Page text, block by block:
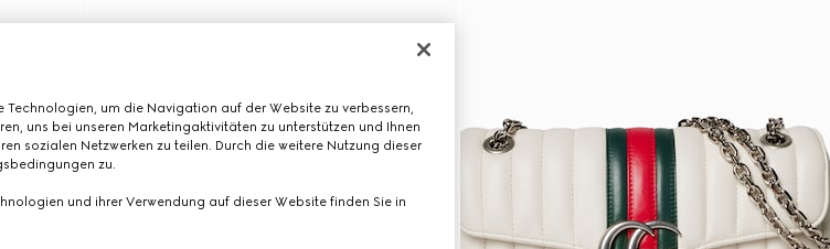
um die Navigation auf der Website zu verbessern,
uns bei unseren Marketingaktivitäten zu unterstützen und Ihnen
sozialen Netzwerken zu teilen. Durch die weitere Nutzung dieser
zu.
und ihrer Verwendung auf dieser Website finden Sie in